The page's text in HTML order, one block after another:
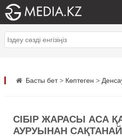
Басты бет> Көптеген >
СІБІР ЖАРАСЫ АСА
АУРУЫНАН